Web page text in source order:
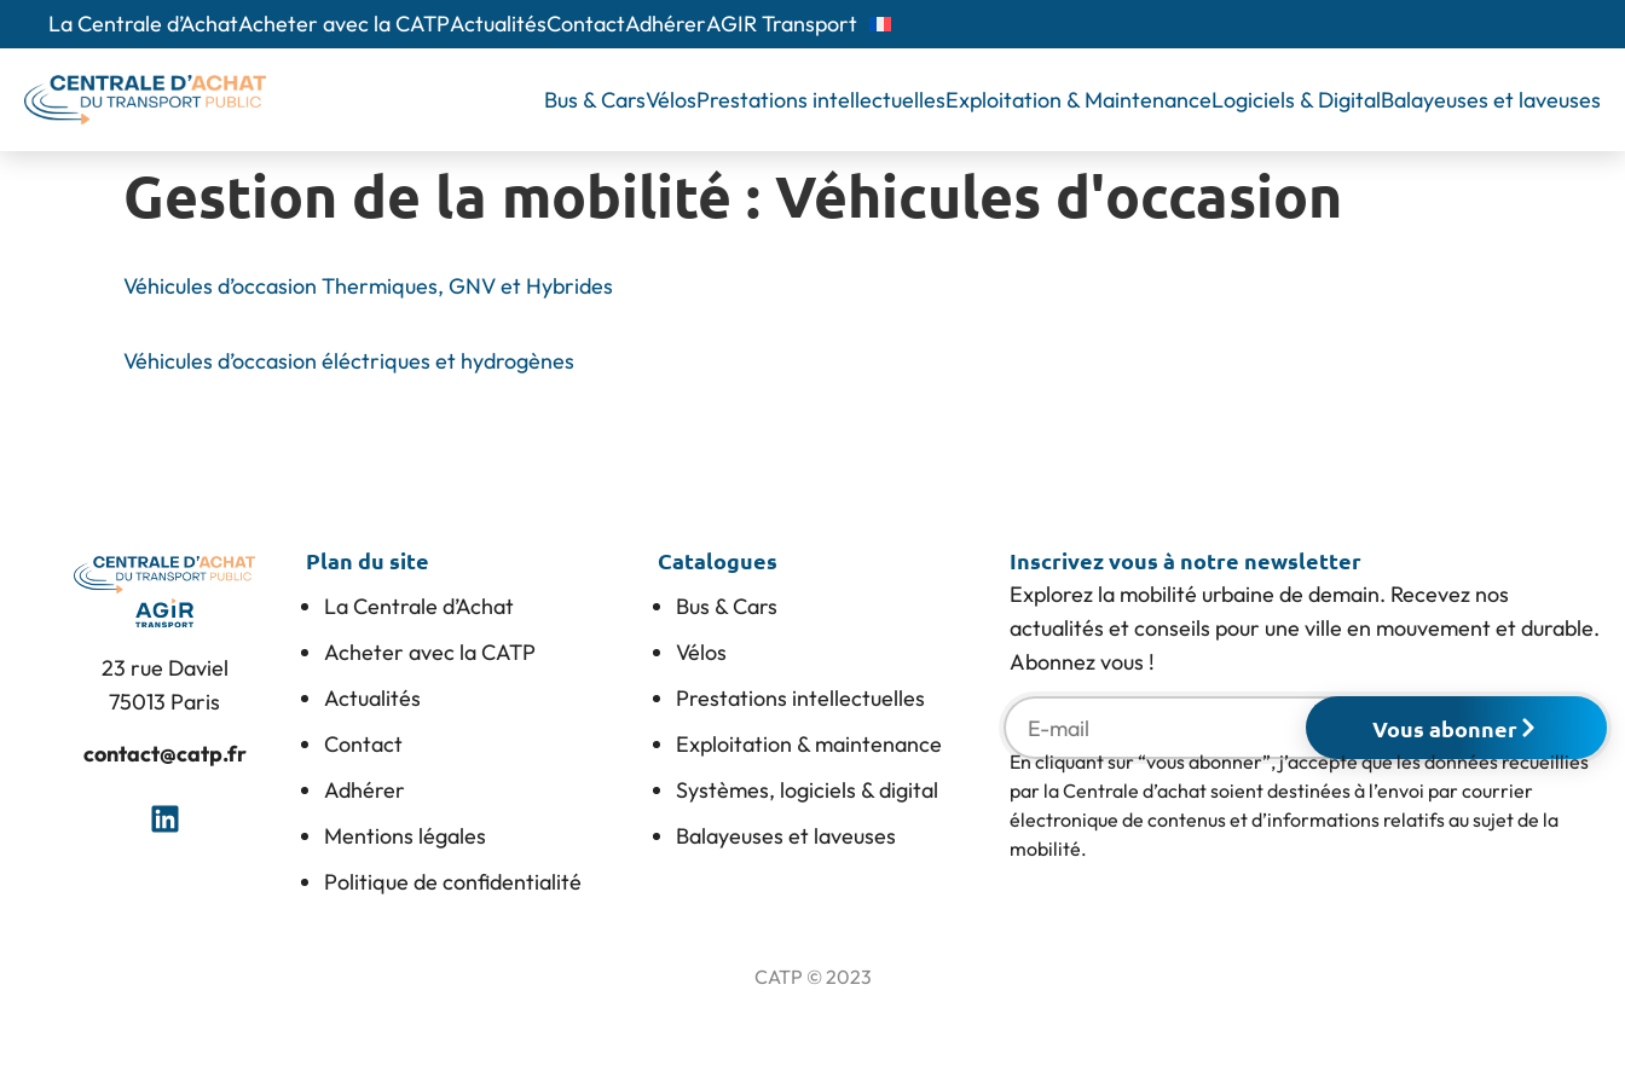
La Centrale d’AchatAcheter avec la CATPActualitésContactAdhérerAGIR Transport
Bus & CarsVélosPrestations intellectuellesExploitation & MaintenanceLogiciels & DigitalBalayeuses et laveuses
Gestion de la mobilité : Véhicules d'occasion
Véhicules d’occasion Thermiques, GNV et Hybrides
Véhicules d’occasion éléctriques et hydrogènes
23 rue Daviel
75013 Paris
contact@catp.fr
Plan du site
La Centrale d’Achat
Acheter avec la CATP
Actualités
Contact
Adhérer
Mentions légales
Politique de confidentialité
Catalogues
Bus & Cars
Vélos
Prestations intellectuelles
Exploitation & maintenance
Systèmes, logiciels & digital
Balayeuses et laveuses
Inscrivez vous à notre newsletter
Explorez la mobilité urbaine de demain. Recevez nos
actualités et conseils pour une ville en mouvement et durable.
Abonnez vous !
Vous abonner
En cliquant sur “vous abonner”, j’accepte que les données recueillies
par la Centrale d’achat soient destinées à l’envoi par courrier
électronique de contenus et d’informations relatifs au sujet de la
mobilité.
CATP © 2023